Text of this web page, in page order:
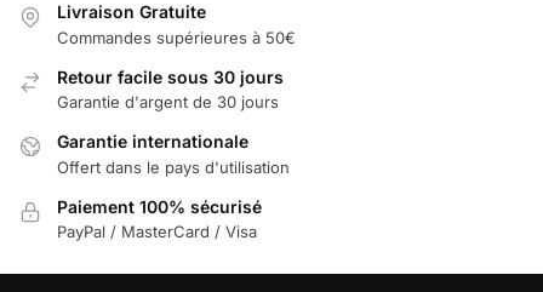
Livraison Gratuite
Commandes supérieures à 50€
Retour facile sous 30 jours
Garantie d'argent de 30 jours
Garantie internationale
Offert dans le pays d'utilisation
Paiement 100% sécurisé
PayPal / MasterCard / Visa